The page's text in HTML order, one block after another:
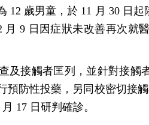
12 歲男童，於 11 月 30 日
月 9 日因症狀未改善再次就
及接觸者匡列，並針對接觸
預防性投藥，另同校密切接
17 日研判確診。